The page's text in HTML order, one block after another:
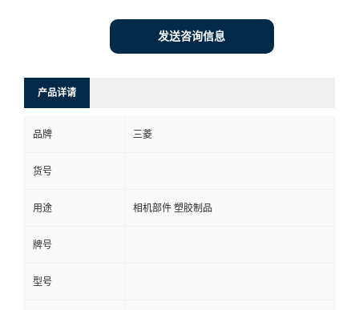
发送咨询信息
产品详请
品牌 三菱
货号
用途 相机部件 塑胶制品
牌号
型号